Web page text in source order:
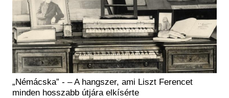
„Némácska” - – A hangszer, ami Liszt Ferencet
minden hosszabb útjára elkísérte